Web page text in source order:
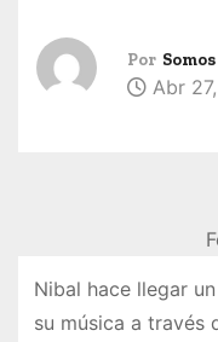
Por
Abr
Nibal hace llegar
su música a través